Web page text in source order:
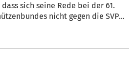
sich seine Rede bei der 61.
nicht gegen die SVP